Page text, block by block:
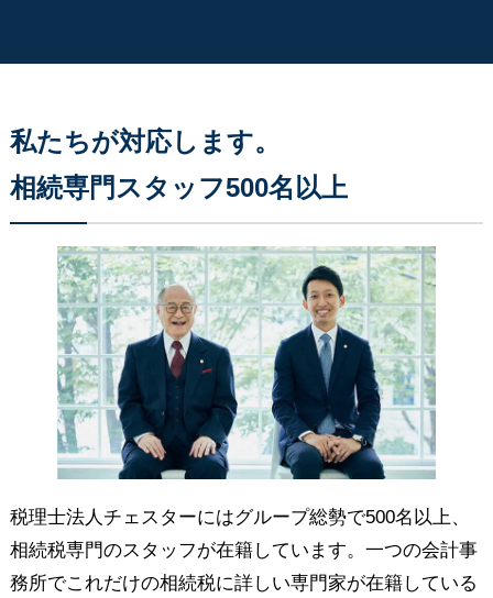
私たちが対応します。
相続専門スタッフ500名以上
税理士法人チェスターにはグループ総勢で500名以上、
相続税専門のスタッフが在籍しています。一つの会計事
務所でこれだけの相続税に詳しい専門家が在籍している